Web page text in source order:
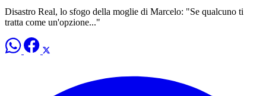
Disastro Real, lo sfogo della moglie di Marcelo: "Se qualcuno ti
tratta come un'opzione..."